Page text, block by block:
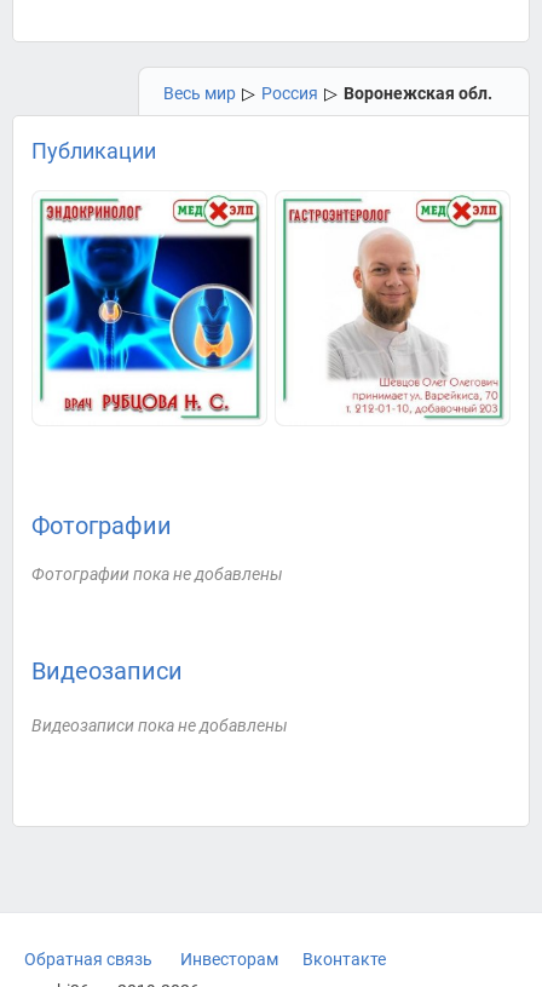
Весь мир ▷ Россия ▷ Воронежская обл.
Публикации
Фотографии
Фотографии пока не добавлены
Видеозаписи
Видеозаписи пока не добавлены
Обратная связь Инвесторам
Вконтакте